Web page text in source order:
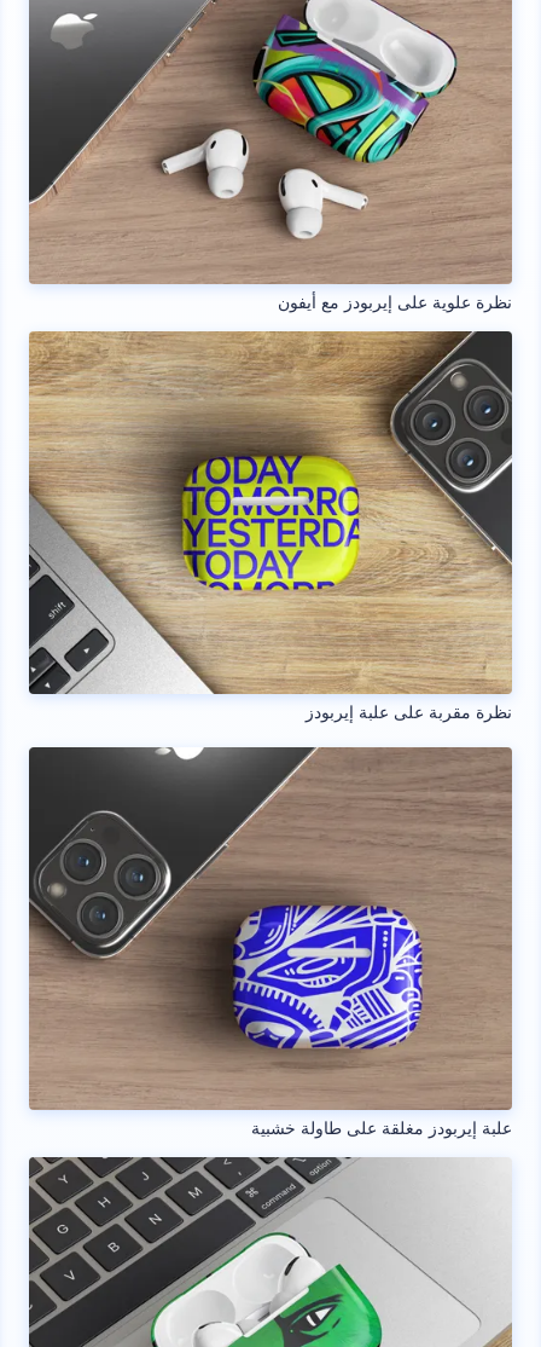
نظرة علوية على إيربودز مع أيفون
نظرة مقربة على علبة إيربودز
علبة إيربودز مغلقة على طاولة خشبية